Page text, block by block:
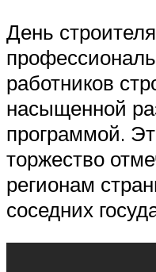
День
работников
насыщенной
программой.
торжество
регионам
соседних